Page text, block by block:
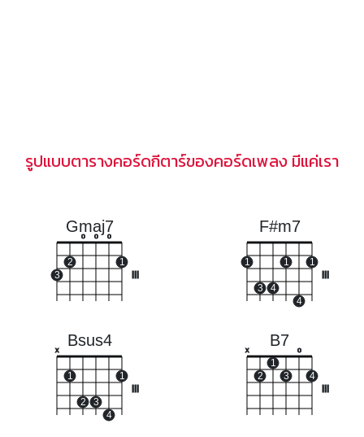
รูปแบบตารางคอร์ดกีตาร์ของคอร์ดเพลง มีแค่เรา
Gmaj7
3
2
o o o
1
F#m7
1
3 4
1
4
1
Bsus4
x
1
2
3
4
1
B7
x
2
1
3
o
4